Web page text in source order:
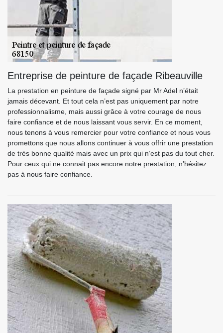
Entreprise de peinture de façade Ribeauville
La prestation en peinture de façade signé par Mr Adel n’était
jamais décevant. Et tout cela n’est pas uniquement par notre
professionnalisme, mais aussi grâce à votre courage de nous
faire confiance et de nous laissant vous servir. En ce moment,
nous tenons à vous remercier pour votre confiance et nous vous
promettons que nous allons continuer à vous offrir une prestation
de très bonne qualité mais avec un prix qui n’est pas du tout cher.
Pour ceux qui ne connait pas encore notre prestation, n’hésitez
pas à nous faire confiance.